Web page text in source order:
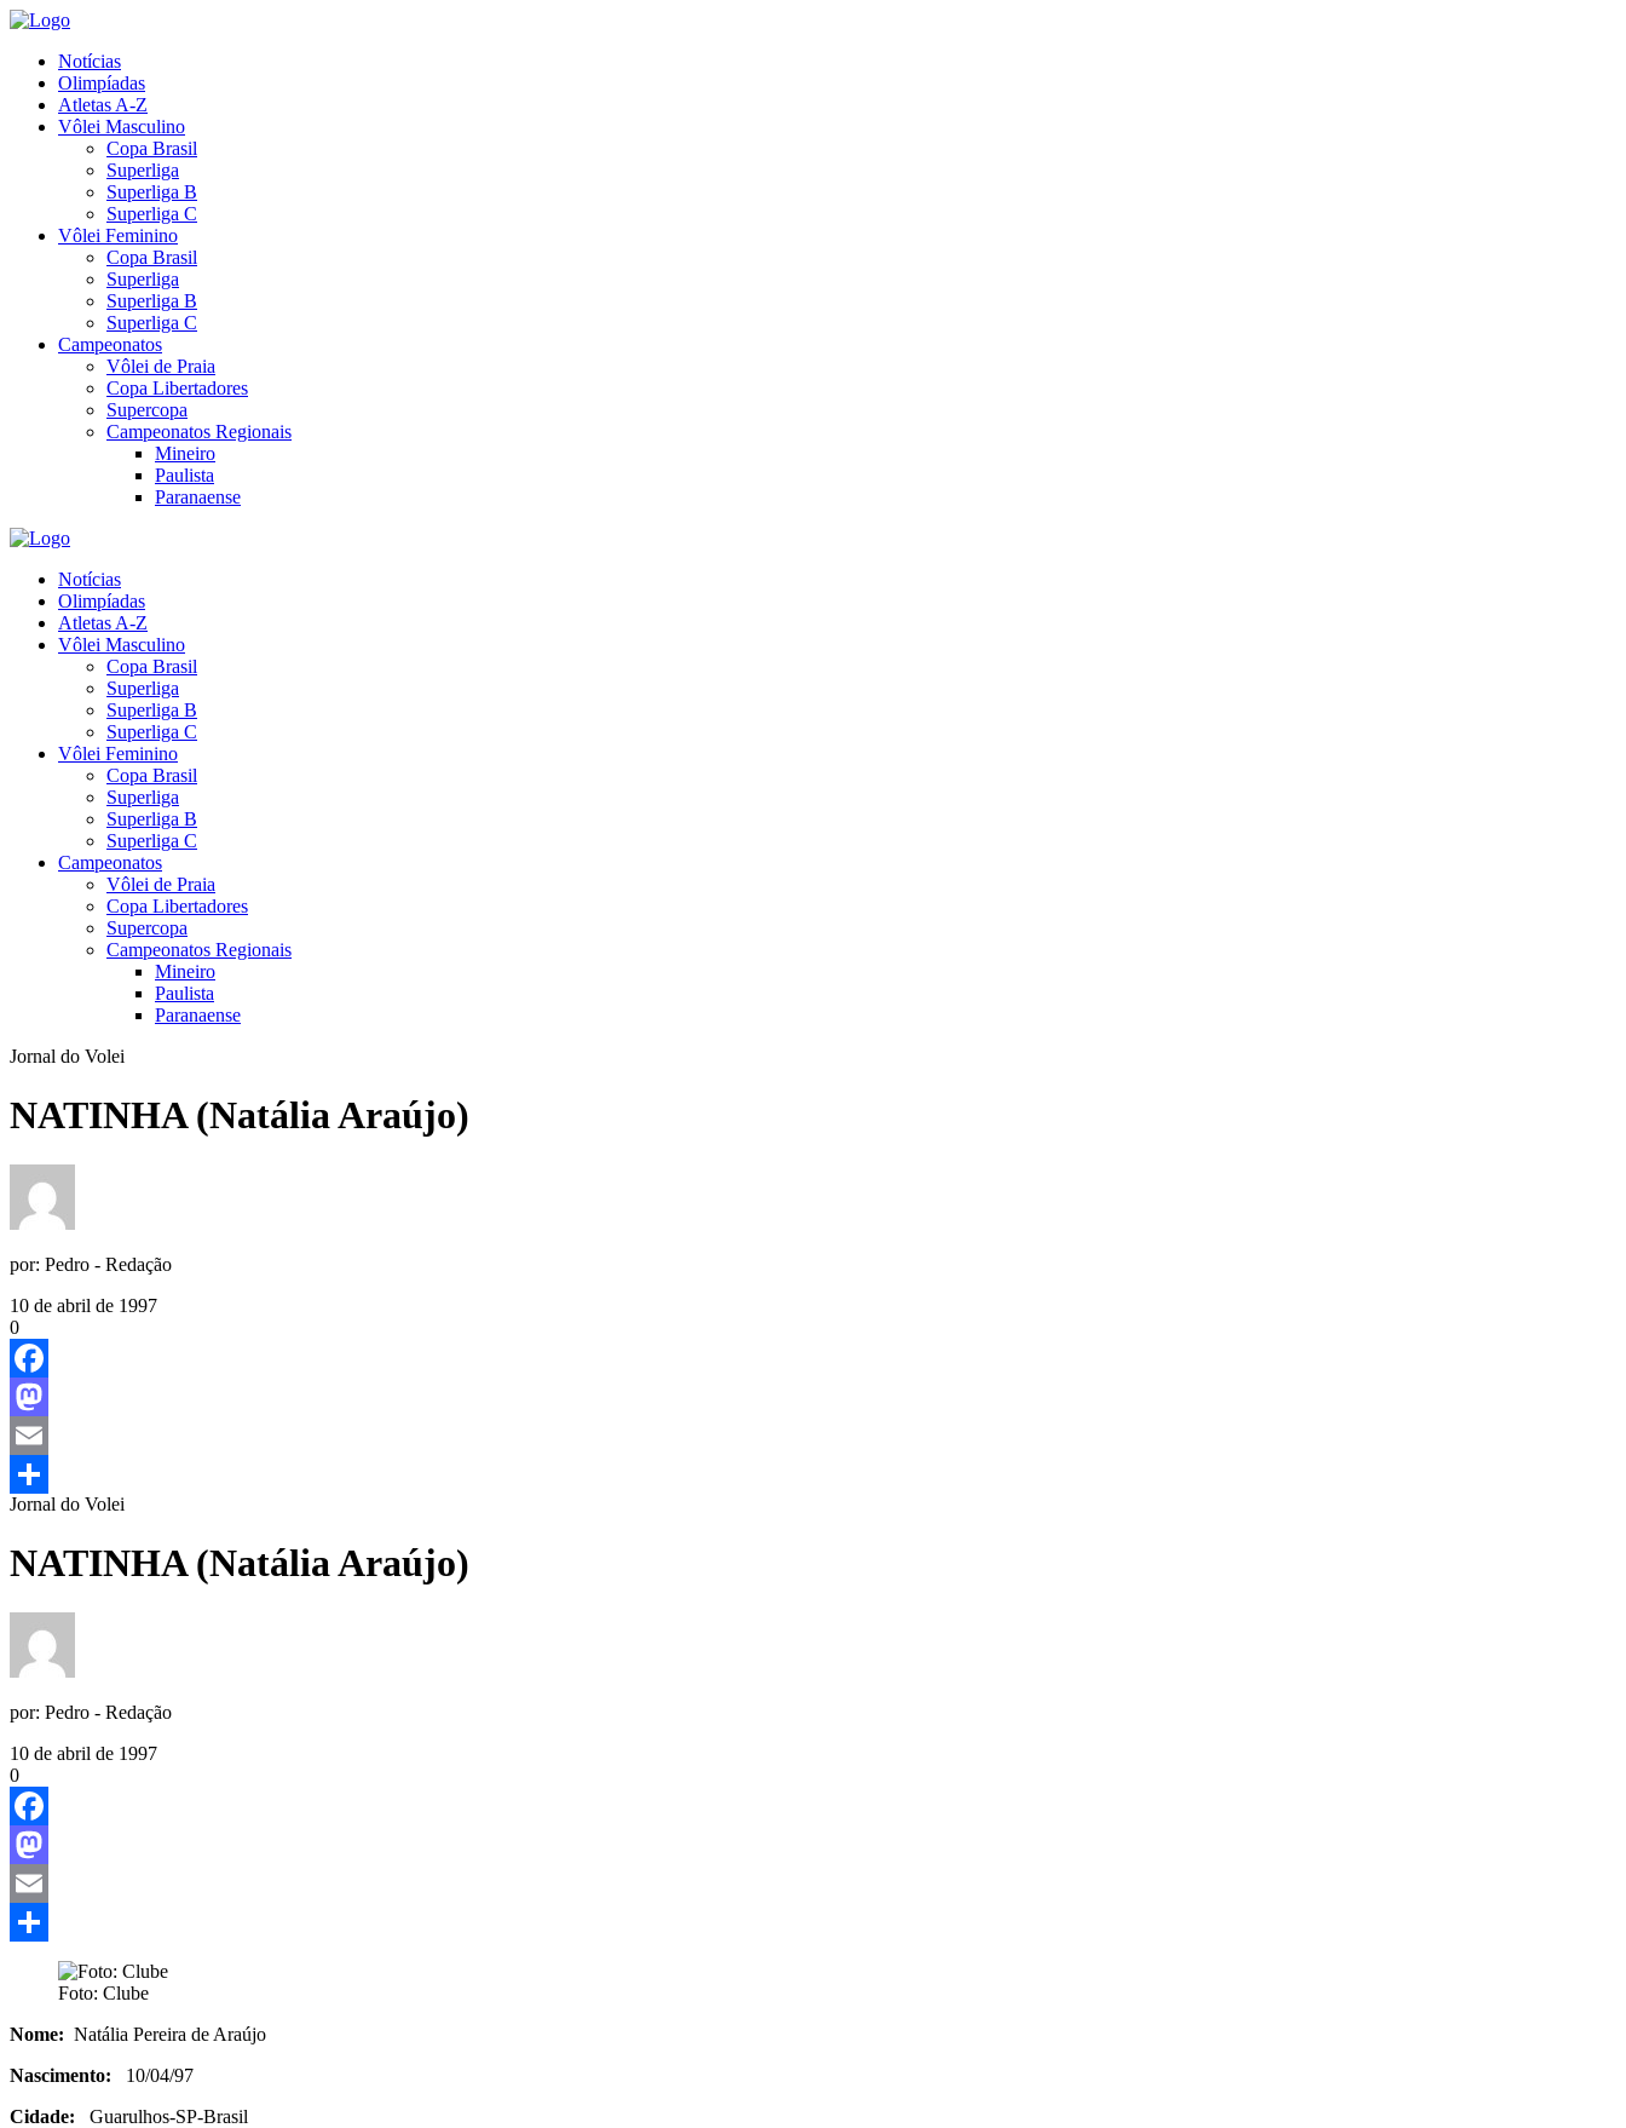
Notícias
Olimpíadas
Atletas A-Z
Vôlei Masculino
Copa Brasil
Superliga
Superliga B
Superliga C
Vôlei Feminino
Copa Brasil
Superliga
Superliga B
Superliga C
Campeonatos
Vôlei de Praia
Copa Libertadores
Supercopa
Campeonatos Regionais
Mineiro
Paulista
Paranaense
Notícias
Olimpíadas
Atletas A-Z
Vôlei Masculino
Copa Brasil
Superliga
Superliga B
Superliga C
Vôlei Feminino
Copa Brasil
Superliga
Superliga B
Superliga C
Campeonatos
Vôlei de Praia
Copa Libertadores
Supercopa
Campeonatos Regionais
Mineiro
Paulista
Paranaense
Jornal do Volei
NATINHA (Natália Araújo)
por: Pedro - Redação
10 de abril de 1997
0
Facebook
Mastodon
Email
Share
Jornal do Volei
NATINHA (Natália Araújo)
por: Pedro - Redação
10 de abril de 1997
0
Facebook
Mastodon
Email
Foto: Clube
Nome: Natália Pereira de Araújo
Nascimento: 10/04/97
Cidade: Guarulhos-SP-Brasil